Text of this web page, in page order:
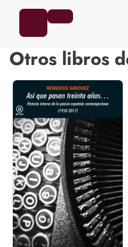
Otros libros